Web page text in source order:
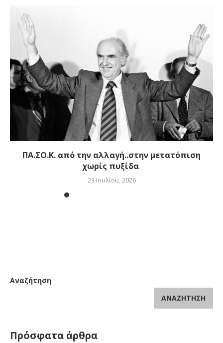
ΠΑ.ΣΟ.Κ. από την αλλαγή..στην μετατόπιση
χωρίς πυξίδα
23 Ιουλίου, 2026
Αναζήτηση
ΑΝΑΖΉΤΗΣΗ
Πρόσφατα άρθρα